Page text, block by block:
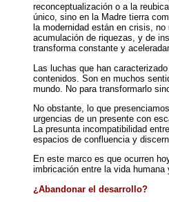
reconceptualización o a la
único, sino en la Madre tierra
la modernidad están en crisis,
acumulación de riquezas, y de
transforma constante y
Las luchas que han
contenidos. Son en muchos
mundo. No para transformarlo
No obstante, lo que
urgencias de un presente con
La presunta incompatibilidad
espacios de confluencia y
En este marco es que ocurren
imbricación entre la vida
¿Abandonar el desarrollo?